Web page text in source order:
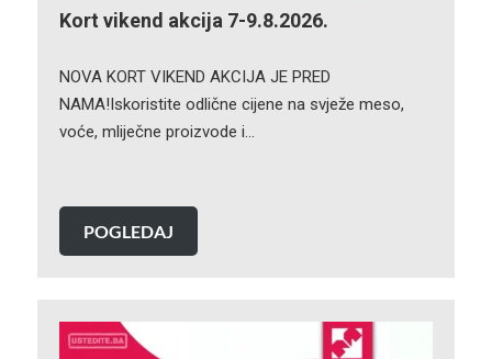
Kort vikend akcija 7-9.8.2026.
NOVA KORT VIKEND AKCIJA JE PRED
NAMA!Iskoristite odlične cijene na svježe meso,
voće, mliječne proizvode i…
POGLEDAJ